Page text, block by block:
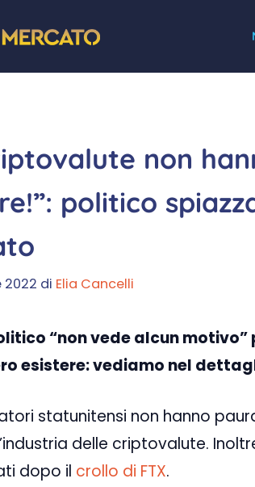
non
politico
2022 di Elia Cancelli
“non vede alcun
esistere: vediamo nel
statunitensi non hanno
delle criptovalute.
dopo il crollo di FTX.